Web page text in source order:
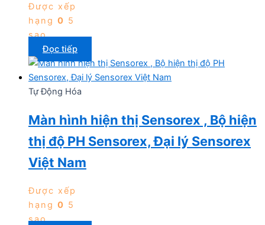
Được xếp
hạng 0 5
sao
Đọc tiếp
Tự Động Hóa
Màn hình hiện thị Sensorex , Bộ hiện
thị độ PH Sensorex, Đại lý Sensorex
Việt Nam
Được xếp
hạng 0 5
sao